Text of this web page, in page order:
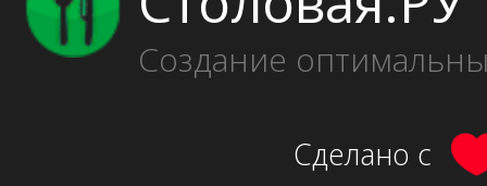
Создание
Сделано с